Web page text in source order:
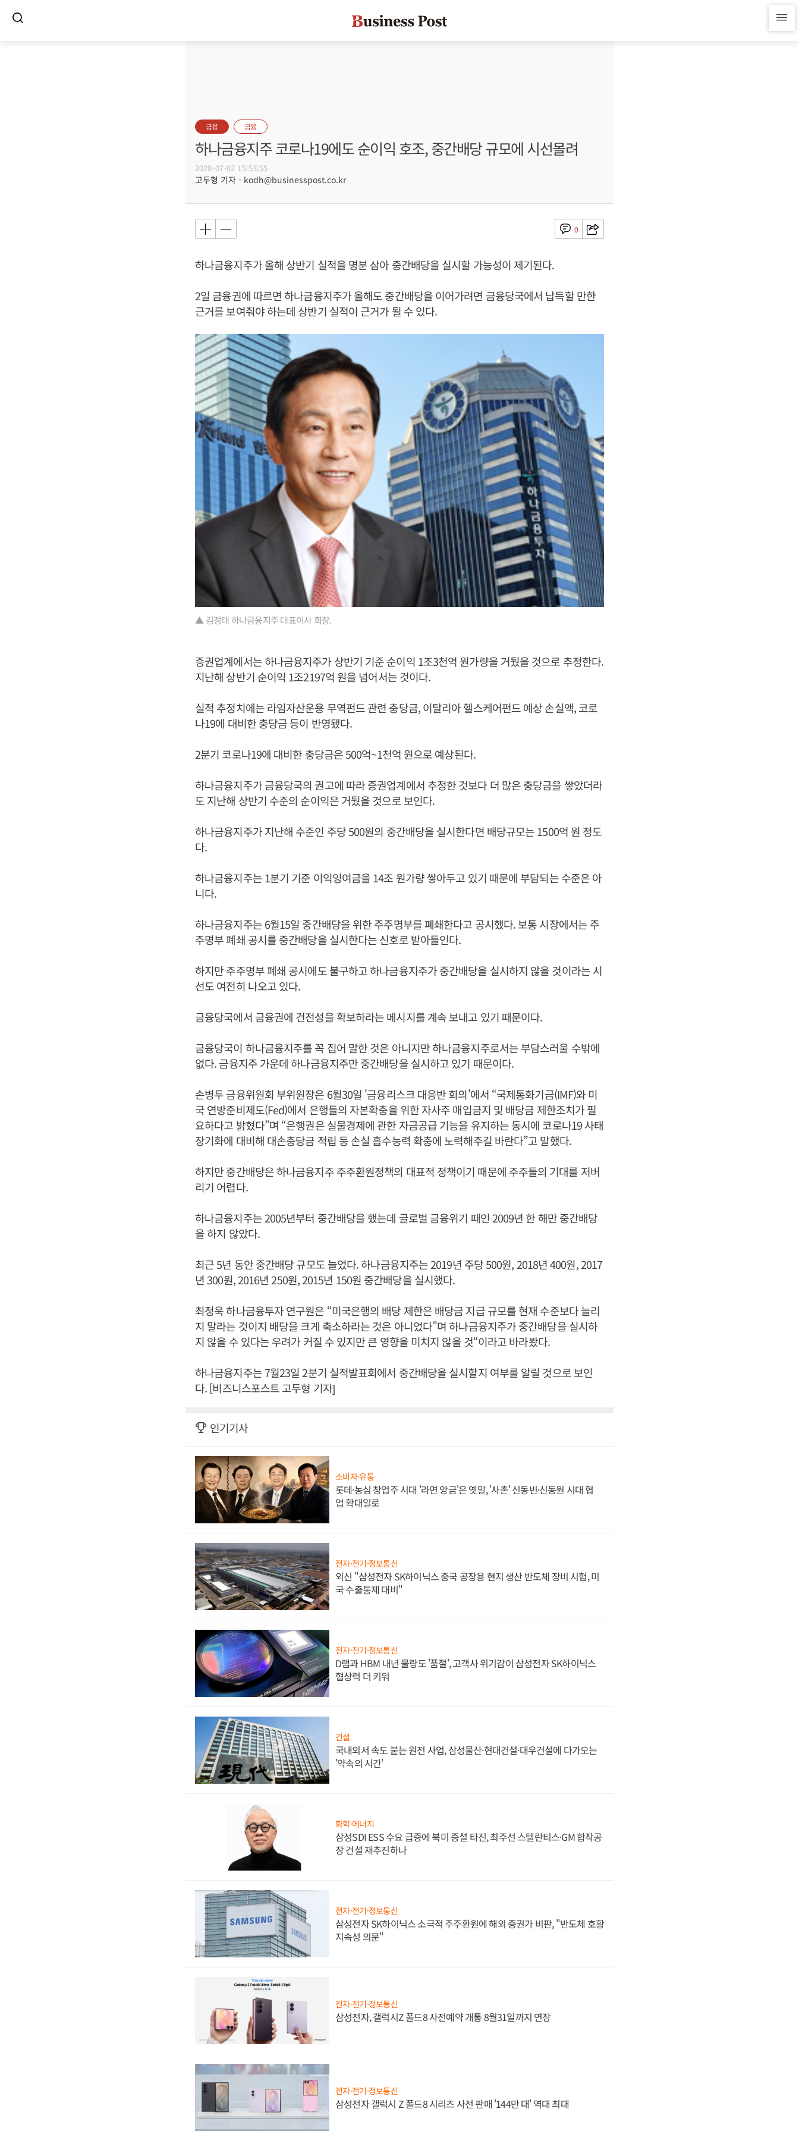
금융 금융
하나금융지주 코로나19에도 순이익 호조, 중간배당 규모에 시선몰려
2020-07-02 15:53:55
고두형 기자 - kodh@businesspost.co.kr
0
하나금융지주가 올해 상반기 실적을 명분 삼아 중간배당을 실시할 가능성이 제기된다.
2일 금융권에 따르면 하나금융지주가 올해도 중간배당을 이어가려면 금융당국에서 납득할 만한
근거를 보여줘야 하는데 상반기 실적이 근거가 될 수 있다.
▲ 김정태 하나금융지주 대표이사 회장.
증권업계에서는 하나금융지주가 상반기 기준 순이익 1조3천억 원가량을 거뒀을 것으로 추정한다.
지난해 상반기 순이익 1조2197억 원을 넘어서는 것이다.
실적 추정치에는 라임자산운용 무역펀드 관련 충당금, 이탈리아 헬스케어펀드 예상 손실액, 코로
나19에 대비한 충당금 등이 반영됐다.
2분기 코로나19에 대비한 충당금은 500억~1천억 원으로 예상된다.
하나금융지주가 금융당국의 권고에 따라 증권업계에서 추정한 것보다 더 많은 충당금을 쌓았더라
도 지난해 상반기 수준의 순이익은 거뒀을 것으로 보인다.
하나금융지주가 지난해 수준인 주당 500원의 중간배당을 실시한다면 배당규모는 1500억 원 정도
다.
하나금융지주는 1분기 기준 이익잉여금을 14조 원가량 쌓아두고 있기 때문에 부담되는 수준은 아
니다.
하나금융지주는 6월15일 중간배당을 위한 주주명부를 폐쇄한다고 공시했다. 보통 시장에서는 주
주명부 폐쇄 공시를 중간배당을 실시한다는 신호로 받아들인다.
하지만 주주명부 폐쇄 공시에도 불구하고 하나금융지주가 중간배당을 실시하지 않을 것이라는 시
선도 여전히 나오고 있다.
금융당국에서 금융권에 건전성을 확보하라는 메시지를 계속 보내고 있기 때문이다.
금융당국이 하나금융지주를 꼭 집어 말한 것은 아니지만 하나금융지주로서는 부담스러울 수밖에
없다. 금융지주 가운데 하나금융지주만 중간배당을 실시하고 있기 때문이다.
손병두 금융위원회 부위원장은 6월30일 '금융리스크 대응반 회의'에서 “국제통화기금(IMF)와 미
국 연방준비제도(Fed)에서 은행들의 자본확충을 위한 자사주 매입금지 및 배당금 제한조치가 필
요하다고 밝혔다”며 “은행권은 실물경제에 관한 자금공급 기능을 유지하는 동시에 코로나19 사태
장기화에 대비해 대손충당금 적립 등 손실 흡수능력 확충에 노력해주길 바란다”고 말했다.
하지만 중간배당은 하나금융지주 주주환원정책의 대표적 정책이기 때문에 주주들의 기대를 저버
리기 어렵다.
하나금융지주는 2005년부터 중간배당을 했는데 글로벌 금융위기 때인 2009년 한 해만 중간배당
을 하지 않았다.
최근 5년 동안 중간배당 규모도 늘었다. 하나금융지주는 2019년 주당 500원, 2018년 400원, 2017
년 300원, 2016년 250원, 2015년 150원 중간배당을 실시했다.
최정욱 하나금융투자 연구원은 “미국은행의 배당 제한은 배당금 지급 규모를 현재 수준보다 늘리
지 말라는 것이지 배당을 크게 축소하라는 것은 아니었다”며 하나금융지주가 중간배당을 실시하
지 않을 수 있다는 우려가 커질 수 있지만 큰 영향을 미치지 않을 것“이라고 바라봤다.
하나금융지주는 7월23일 2분기 실적발표회에서 중간배당을 실시할지 여부를 알릴 것으로 보인
다. [비즈니스포스트 고두형 기자]
인기기사
소비자·유통
롯데·농심 창업주 시대 '라면 앙금'은 옛말, '사촌' 신동빈·신동원 시대 협
업 확대일로
전자·전기·정보통신
외신 "삼성전자 SK하이닉스 중국 공장용 현지 생산 반도체 장비 시험, 미
국 수출통제 대비"
전자·전기·정보통신
D램과 HBM 내년 물량도 '품절', 고객사 위기감이 삼성전자 SK하이닉스
협상력 더 키워
건설
국내외서 속도 붙는 원전 사업, 삼성물산·현대건설·대우건설에 다가오는
'약속의 시간'
화학·에너지
삼성SDI ESS 수요 급증에 북미 증설 타진, 최주선 스텔란티스·GM 합작공
장 건설 재추진하나
전자·전기·정보통신
삼성전자 SK하이닉스 소극적 주주환원에 해외 증권가 비판, "반도체 호황
지속성 의문"
전자·전기·정보통신
삼성전자, 갤럭시Z 폴드8 사전예약 개통 8월31일까지 연장
전자·전기·정보통신
삼성전자 갤럭시 Z 폴드8 시리즈 사전 판매 '144만 대' 역대 최대